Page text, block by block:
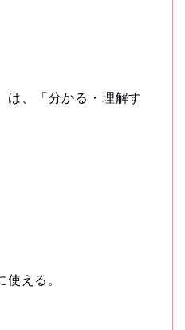
、「分かる・理解す
える。